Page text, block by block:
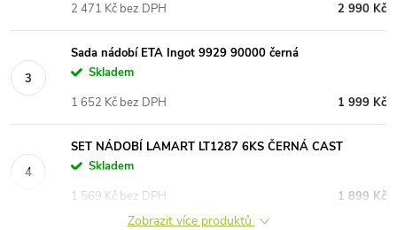
2 990 Kč
2 471 Kč bez DPH
Sada nádobí ETA Ingot 9929 90000 černá
Skladem
1 999 Kč
1 652 Kč bez DPH
SET NÁDOBÍ LAMART LT1287 6KS ČERNÁ CAST
Skladem
1 899 Kč
1 569 Kč bez DPH
Zobrazit více produktů